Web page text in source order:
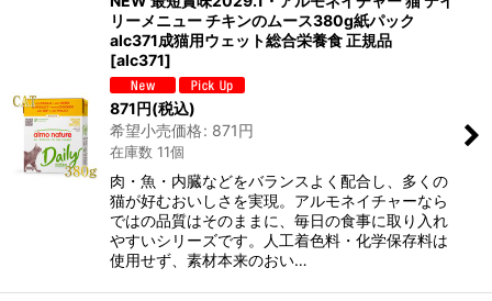
リーメニュー チキンのムース380g紙パック
alc371成猫用ウェット総合栄養食 正規品
[alc371]
871円(税込)
希望小売価格: 871円
在庫数 11個
肉・魚・内臓などをバランスよく配合し、多くの
猫が好むおいしさを実現。アルモネイチャーなら
ではの品質はそのままに、毎日の食事に取り入れ
やすいシリーズです。人工着色料・化学保存料は
使用せず、素材本来のおい…